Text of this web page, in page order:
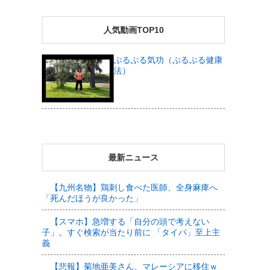
人気動画TOP10
ぷるぷる気功（ぷるぷる健康
法）
最新ニュース
【九州名物】鶏刺し食べた医師、全身麻痺へ
「死んだほうが良かった」
【スマホ】急増する「自分の頭で考えない
子」。すぐ検索が当たり前に 「タイパ」至上主
義
【悲報】菊地亜美さん、マレーシアに移住ｗ